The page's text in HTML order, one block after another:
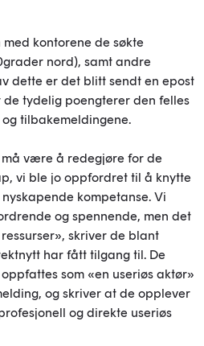
kontorene de søkte
nord), samt andre
dette er det blitt sendt en epost
tydelig poengterer den felles
tilbakemeldingene.
være å redegjøre for de
vi ble jo oppfordret til å knytte
kompetanse. Vi
og spennende, men det
skriver de blant
har fått tilgang til. De
som «en useriøs aktør»
og skriver at de opplever
og direkte useriøs